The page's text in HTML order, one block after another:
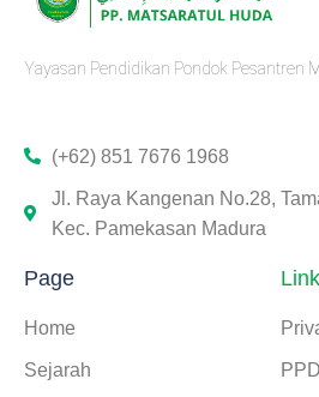
Yayasan Pendidikan Pondok Pesantren
(+62) 851 7676 1968
Jl. Raya Kangenan No.28,
Kec. Pamekasan Madura
Page
Home
Sejarah